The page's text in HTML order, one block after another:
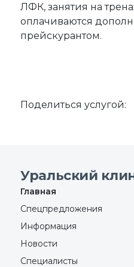
ЛФК, занятия на
оплачиваются
прейскурантом.
Поделиться услугой:
Уральский
Главная
Спецпредложения
Информация
Новости
Специалисты